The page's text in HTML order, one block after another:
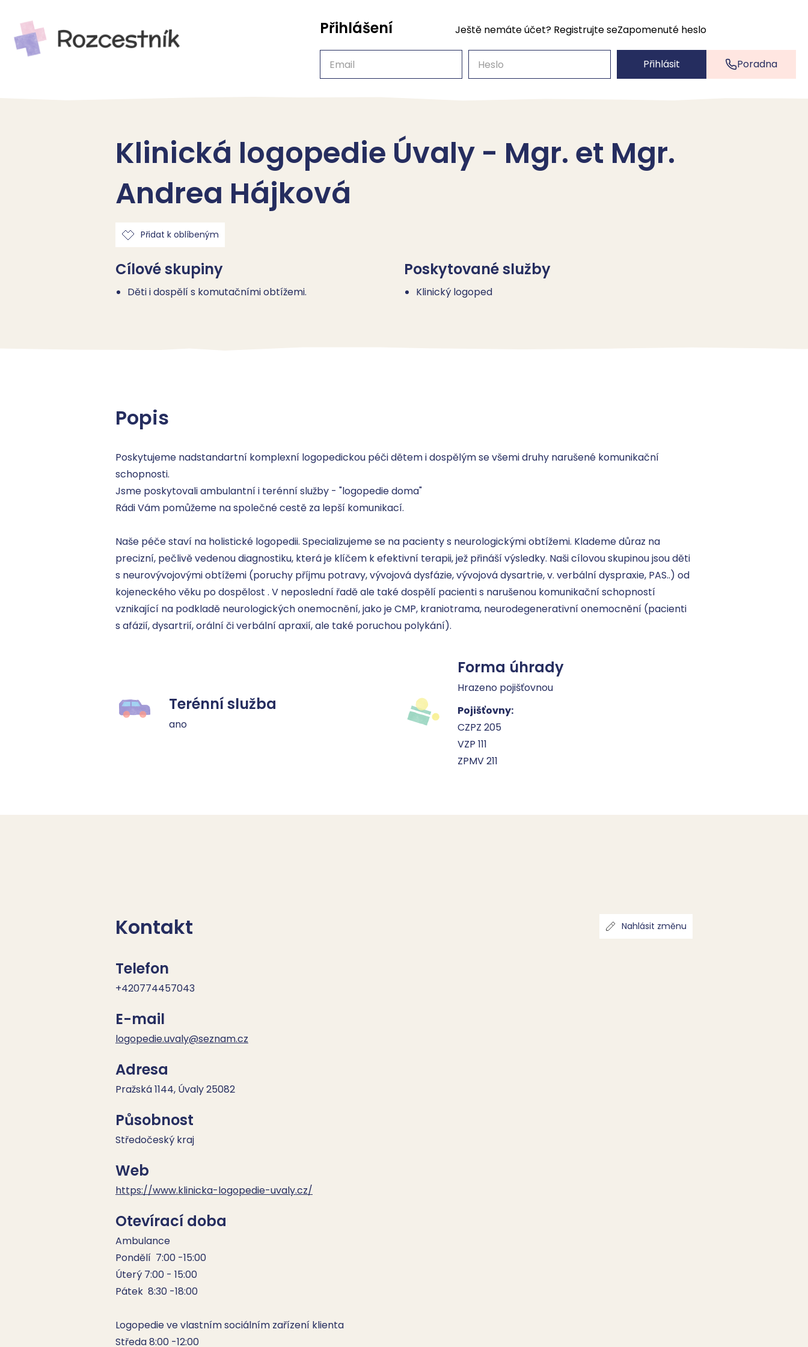
Poradna
Přihlášení Ještě nemáte účet? Registrujte seZapomenuté heslo
Přihlásit
Klinická logopedie Úvaly - Mgr. et Mgr.
Andrea Hájková
Přidat k oblíbeným
Cílové skupiny
Děti i dospělí s komutačními obtížemi.
Poskytované služby
Klinický logoped
Popis
Poskytujeme nadstandartní komplexní logopedickou péči dětem i dospělým se všemi druhy narušené komunikační
schopnosti.
Jsme poskytovali ambulantní i terénní služby - "logopedie doma"
Rádi Vám pomůžeme na společné cestě za lepší komunikací.
Naše péče staví na holistické logopedii. Specializujeme se na pacienty s neurologickými obtížemi. Klademe důraz na
precizní, pečlivě vedenou diagnostiku, která je klíčem k efektivní terapii, jež přináší výsledky. Naši cílovou skupinou jsou děti
s neurovývojovými obtížemi (poruchy příjmu potravy, vývojová dysfázie, vývojová dysartrie, v. verbální dyspraxie, PAS..) od
kojeneckého věku po dospělost . V neposlední řadě ale také dospělí pacienti s narušenou komunikační schopností
vznikající na podkladě neurologických onemocnění, jako je CMP, kraniotrama, neurodegenerativní onemocnění (pacienti
s afázií, dysartrií, orální či verbální apraxií, ale také poruchou polykání).
Terénní služba
ano
Forma úhrady
Hrazeno pojišťovnou
Pojišťovny:
CZPZ 205
VZP 111
ZPMV 211
Kontakt Nahlásit změnu
Telefon
+420774457043
E-mail
logopedie.uvaly@seznam.cz
Adresa
Pražská 1144, Úvaly 25082
Působnost
Středočeský kraj
Web
https://www.klinicka-logopedie-uvaly.cz/
Otevírací doba
Ambulance
Pondělí  7:00 -15:00
Úterý 7:00 - 15:00
Pátek  8:30 -18:00
Logopedie ve vlastním sociálním zařízení klienta
Středa 8:00 -12:00